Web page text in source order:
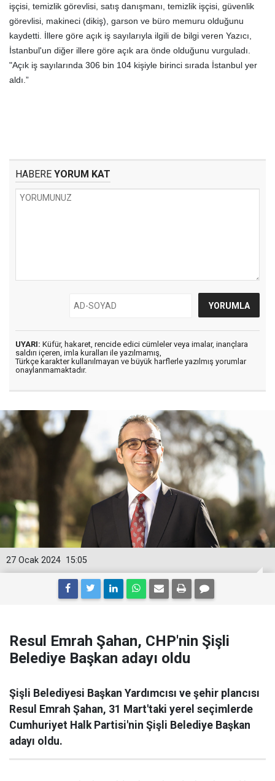
işçisi, temizlik görevlisi, satış danışmanı, temizlik işçisi, güvenlik
görevlisi, makineci (dikiş), garson ve büro memuru olduğunu
kaydetti. İllere göre açık iş sayılarıyla ilgili de bilgi veren Yazıcı,
İstanbul'un diğer illere göre açık ara önde olduğunu vurguladı.
"Açık iş sayılarında 306 bin 104 kişiyle birinci sırada İstanbul yer
aldı.”
HABERE YORUM KAT
UYARI: Küfür, hakaret, rencide edici cümleler veya imalar, inançlara
saldırı içeren, imla kuralları ile yazılmamış,
Türkçe karakter kullanılmayan ve büyük harflerle yazılmış yorumlar
onaylanmamaktadır.
15:05
27 Ocak 2024
Resul Emrah Şahan, CHP'nin Şişli
Belediye Başkan adayı oldu
Şişli Belediyesi Başkan Yardımcısı ve şehir plancısı
Resul Emrah Şahan, 31 Mart'taki yerel seçimlerde
Cumhuriyet Halk Partisi'nin Şişli Belediye Başkan
adayı oldu.